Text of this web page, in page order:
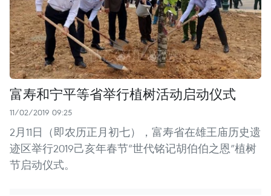
富寿和宁平等省举行植树活动启动仪式
11/02/2019 09:25
2月11日（即农历正月初七），富寿省在雄王庙历史遗
迹区举行2019己亥年春节“世代铭记胡伯伯之恩”植树
节启动仪式。